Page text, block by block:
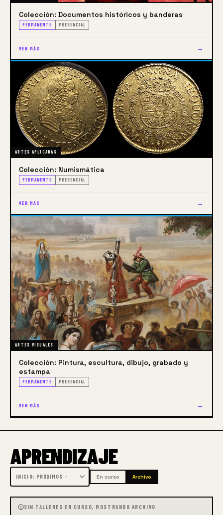
Colección: Documentos históricos y banderas
PERMANENTE PRESENCIAL
VER MÁS →
ARTES APLICADAS
Colección: Numismática
PERMANENTE PRESENCIAL
VER MÁS →
ARTES VISUALES
Colección: Pintura, escultura, dibujo, grabado y
estampa
PERMANENTE PRESENCIAL
VER MÁS →
APRENDIZAJE
En curso Archivo
SIN TALLERES EN CURSO, MOSTRANDO ARCHIVO